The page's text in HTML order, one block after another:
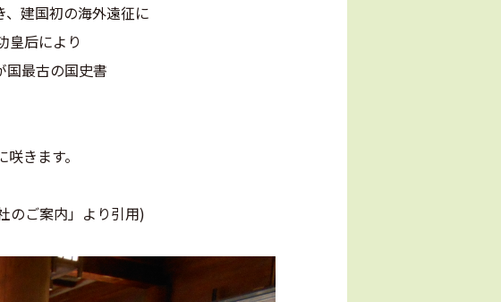
建国初の海外遠征に
皇后により
国最古の国史書
きます。
より引用)